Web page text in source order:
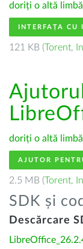
doriți o altă
INTERFAȚA
121 KB (Torent,
doriți o altă
AJUTOR
2.5 MB (Torent,
SDK și
Descărcare